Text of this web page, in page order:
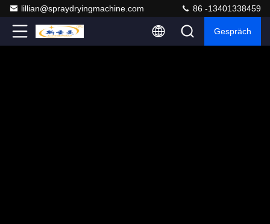
lillian@spraydryingmachine.com 86 -13401338459
Gespräch